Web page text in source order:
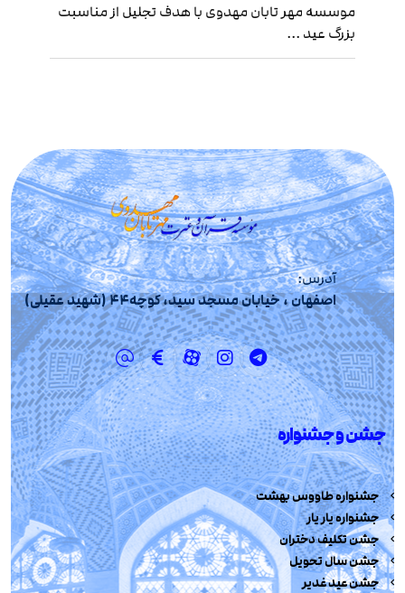
موسسه مهر تابان مهدوی با هدف تجلیل از مناسبت
بزرگ عید ...
آدرس:
اصفهان ، خیابان مسجد سید، کوچه44 (شهید عقیلی)
جشن و جشنواره
جشنواره طاووس بهشت
جشنواره یار یار
جشن تکلیف دختران
جشن سال تحویل
جشن عید غدیر